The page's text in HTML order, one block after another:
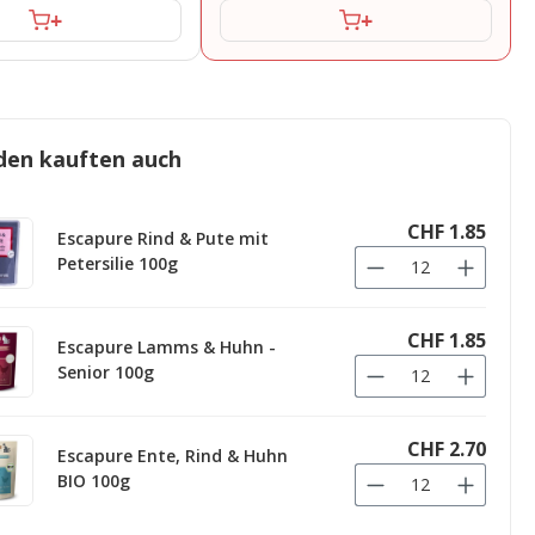
+ +
kauften auch
Escapure Rind & Pute mit
Petersilie 100g
CHF 1.85
Escapure Lamms & Huhn -
Senior 100g
CHF 1.85
Escapure Ente, Rind & Huhn
BIO 100g
CHF 2.70